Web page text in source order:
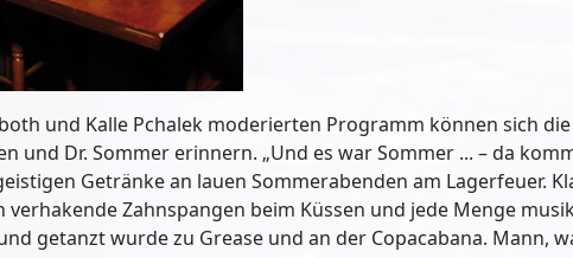
und Kalle Pchalek moderierten Programm können sich
und Dr. Sommer erinnern. „Und es war Sommer ... – da
Getränke an lauen Sommerabenden am Lagerfeuer.
verhakende Zahnspangen beim Küssen und jede Menge
getanzt wurde zu Grease und an der Copacabana. Mann,